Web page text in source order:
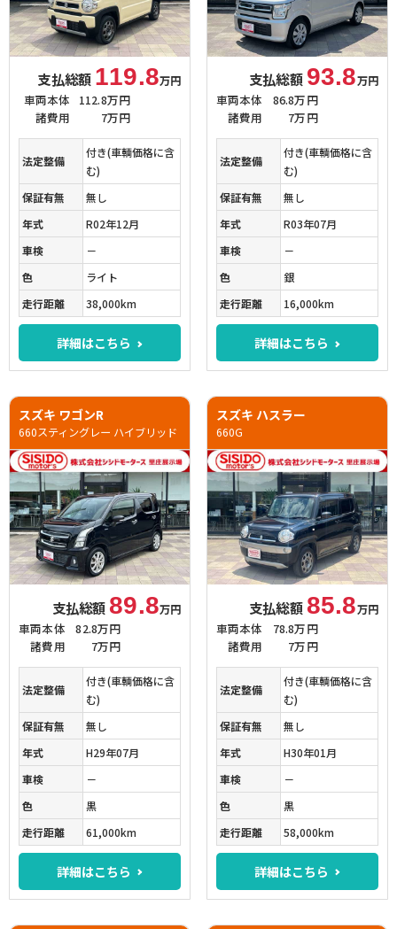
支払総額 119.8万円
車両本体
112.8万円
諸費用
7万円
法定整備
付き(車輌価格に含
む)
保証有無
無し
年式
R02年12月
車検
－
色
ライト
走行距離
38,000km
詳細はこちら
支払総額 93.8万円
車両本体
86.8万円
諸費用
7万円
法定整備
付き(車輌価格に含
む)
保証有無
無し
年式
R03年07月
車検
－
色
銀
走行距離
16,000km
詳細はこちら
スズキ ワゴンR
660スティングレー ハイブリッド
支払総額 89.8万円
車両本体
82.8万円
諸費用
7万円
法定整備
付き(車輌価格に含
む)
保証有無
無し
年式
H29年07月
車検
－
色
黒
走行距離
61,000km
詳細はこちら
スズキ ハスラー
660G
支払総額 85.8万円
車両本体
78.8万円
諸費用
7万円
法定整備
付き(車輌価格に含
む)
保証有無
無し
年式
H30年01月
車検
－
色
黒
走行距離
58,000km
詳細はこちら